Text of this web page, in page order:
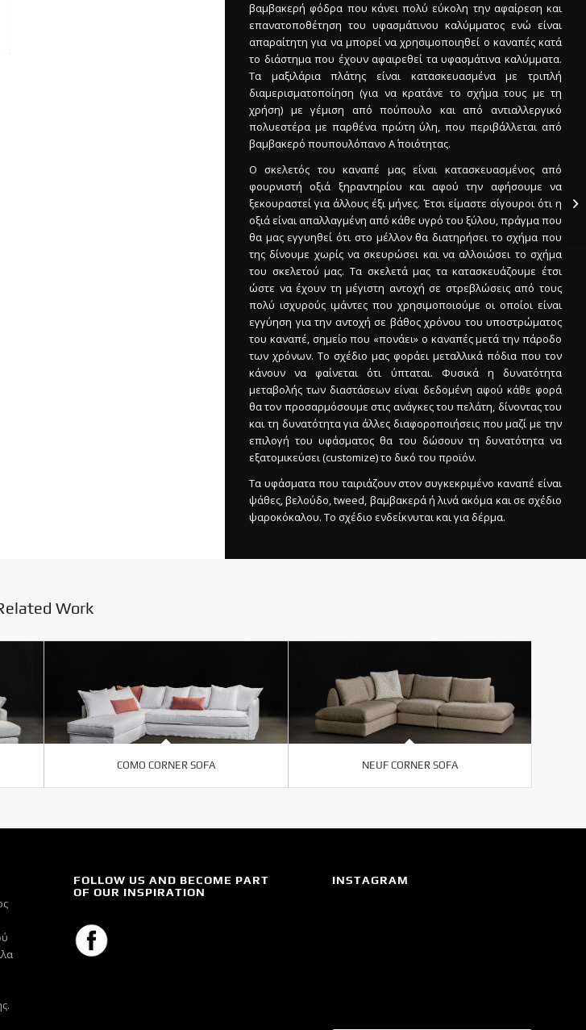
βαμβακερή φόδρα που κάνει πολύ εύκολη την αφαίρεση και
επανατοποθέτηση του υφασμάτινου καλύμματος ενώ είναι
απαραίτητη για να μπορεί να χρησιμοποιηθεί ο καναπές κατά
το διάστημα που έχουν αφαιρεθεί τα υφασμάτινα καλύμματα.
Τα μαξιλάρια πλάτης είναι κατασκευασμένα με τριπλή
διαμερισματοποίηση (για να κρατάνε το σχήμα τους με τη
χρήση) με γέμιση από πούπουλο και από αντιαλλεργικό
πολυεστέρα με παρθένα πρώτη ύλη, που περιβάλλεται από
βαμβακερό πουπουλόπανο Α΄ ποιότητας.
Ο σκελετός του καναπέ μας είναι κατασκευασμένος από
φουρνιστή οξιά ξηραντηρίου και αφού την αφήσουμε να
ξεκουραστεί για άλλους έξι μήνες. Έτσι είμαστε σίγουροι ότι η
οξιά είναι απαλλαγμένη από κάθε υγρό του ξύλου, πράγμα που
θα μας εγγυηθεί ότι στο μέλλον θα διατηρήσει το σχήμα που
της δίνουμε χωρίς να σκευρώσει και να αλλοιώσει το σχήμα
του σκελετού μας. Τα σκελετά μας τα κατασκευάζουμε έτσι
ώστε να έχουν τη μέγιστη αντοχή σε στρεβλώσεις από τους
πολύ ισχυρούς ιμάντες που χρησιμοποιούμε οι οποίοι είναι
εγγύηση για την αντοχή σε βάθος χρόνου του υποστρώματος
του καναπέ, σημείο που «πονάει» ο καναπές μετά την πάροδο
των χρόνων. Το σχέδιο μας φοράει μεταλλικά πόδια που τον
κάνουν να φαίνεται ότι ύπταται. Φυσικά η δυνατότητα
μεταβολής των διαστάσεων είναι δεδομένη αφού κάθε φορά
θα τον προσαρμόσουμε στις ανάγκες του πελάτη, δίνοντας του
και τη δυνατότητα για άλλες διαφοροποιήσεις που μαζί με την
επιλογή του υφάσματος θα του δώσουν τη δυνατότητα να
εξατομικεύσει (customize) το δικό του προϊόν.
Τα υφάσματα που ταιριάζουν στον συγκεκριμένο καναπέ είναι
ψάθες, βελούδο, tweed, βαμβακερά ή λινά ακόμα και σε σχέδιο
ψαροκόκαλου. Το σχέδιο ενδείκνυται και για δέρμα.
Work
COMO CORNER SOFA NEUF CORNER SOFA
FOLLOW US AND BECOME PART
OF OUR INSPIRATION
INSTAGRAM